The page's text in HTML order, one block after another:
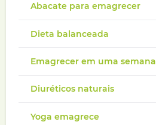
Abacate para emagrecer
Dieta balanceada
Emagrecer em uma semana
Diuréticos naturais
Yoga emagrece